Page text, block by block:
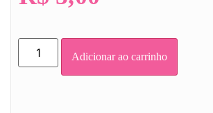
Adicionar ao carrinho